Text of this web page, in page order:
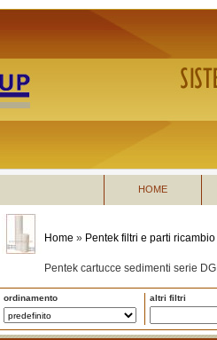
HOME
Home » Pentek filtri e parti ricambio
Pentek cartucce sedimenti serie
ordinamento altri filtri